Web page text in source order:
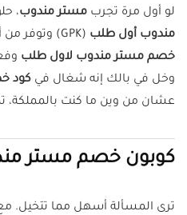
لو أول مرة تجرب مستر مندوب،
مندوب أول طلب (GPK) وتوفر من أولها. كثير حتى يسألون عن
خصم مستر مندوب لاول طلب
وخل في بالك إنه شغال في كود
عشان من وين ما كنت
كوبون خصم مستر
ترى المسألة أسهل مما تتخيل.